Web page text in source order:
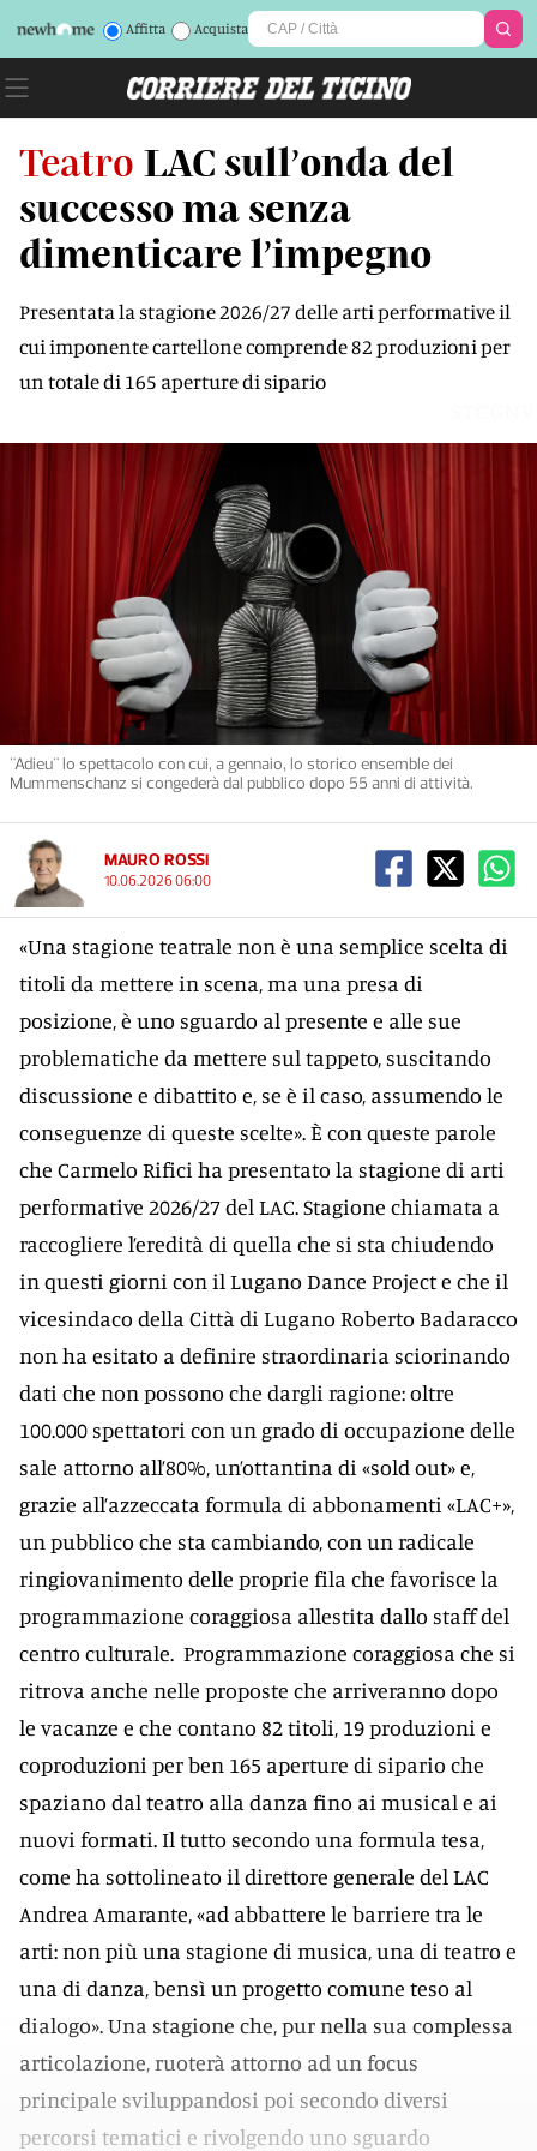
Affitta Acquista
Teatro LAC sull’onda del
successo ma senza
dimenticare l’impegno
Presentata la stagione 2026/27 delle arti performative il
cui imponente cartellone comprende 82 produzioni per
un totale di 165 aperture di sipario
"Adieu" lo spettacolo con cui, a gennaio, lo storico ensemble dei
Mummenschanz si congederà dal pubblico dopo 55 anni di attività.
MAURO ROSSI
10.06.2026 06:00
«Una stagione teatrale non è una semplice scelta di
titoli da mettere in scena, ma una presa di
posizione, è uno sguardo al presente e alle sue
problematiche da mettere sul tappeto, suscitando
discussione e dibattito e, se è il caso, assumendo le
conseguenze di queste scelte». È con queste parole
che Carmelo Rifici ha presentato la stagione di arti
performative 2026/27 del LAC. Stagione chiamata a
raccogliere l’eredità di quella che si sta chiudendo
in questi giorni con il Lugano Dance Project e che il
vicesindaco della Città di Lugano Roberto Badaracco
non ha esitato a definire straordinaria sciorinando
dati che non possono che dargli ragione: oltre
100.000 spettatori con un grado di occupazione delle
sale attorno all’80%, un’ottantina di «sold out» e,
grazie all’azzeccata formula di abbonamenti «LAC+»,
un pubblico che sta cambiando, con un radicale
ringiovanimento delle proprie fila che favorisce la
programmazione coraggiosa allestita dallo staff del
centro culturale. Programmazione coraggiosa che si
ritrova anche nelle proposte che arriveranno dopo
le vacanze e che contano 82 titoli, 19 produzioni e
coproduzioni per ben 165 aperture di sipario che
spaziano dal teatro alla danza fino ai musical e ai
nuovi formati. Il tutto secondo una formula tesa,
come ha sottolineato il direttore generale del LAC
Andrea Amarante, «ad abbattere le barriere tra le
arti: non più una stagione di musica, una di teatro e
una di danza, bensì un progetto comune teso al
dialogo». Una stagione che, pur nella sua complessa
articolazione, ruoterà attorno ad un focus
principale sviluppandosi poi secondo diversi
percorsi tematici e rivolgendo uno sguardo